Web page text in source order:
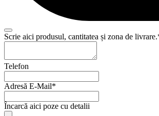
Scrie aici produsul, cantitatea și zona de livrare.
Telefon
Adresă E-Mail*
Încarcă aici poze cu detalii